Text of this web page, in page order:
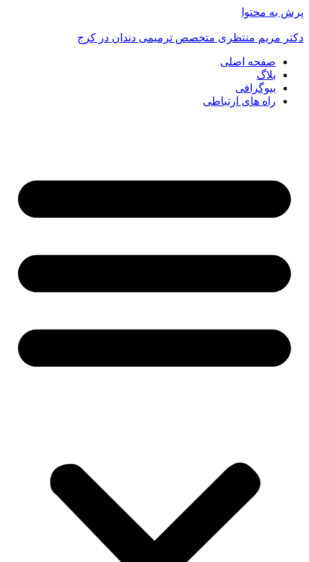
پرش به محتوا
دکتر مریم منتظری متخصص ترمیمی دندان در کرج
صفحه اصلی
بلاگ
بیوگرافی
راه های ارتباطی